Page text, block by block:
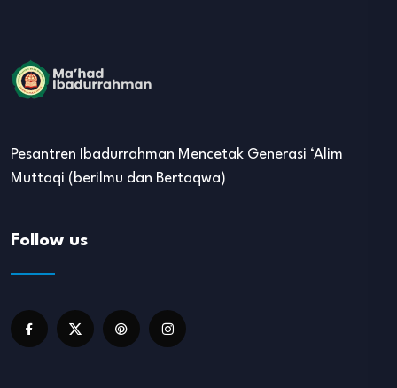
Pesantren Ibadurrahman Mencetak Generasi ‘Alim
Muttaqi (berilmu dan Bertaqwa)
Follow us